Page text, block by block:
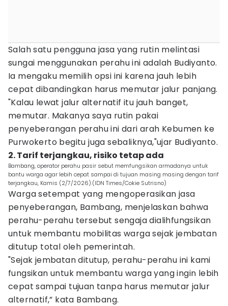
Salah satu pengguna jasa yang rutin melintasi
sungai menggunakan perahu ini adalah Budiyanto.
Ia mengaku memilih opsi ini karena jauh lebih
cepat dibandingkan harus memutar jalur panjang.
"Kalau lewat jalur alternatif itu jauh banget,
memutar. Makanya saya rutin pakai
penyeberangan perahu ini dari arah Kebumen ke
Purwokerto begitu juga sebaliknya,"ujar Budiyanto.
2. Tarif terjangkau, risiko tetap ada
Bambang, operator perahu pasir sebut memfungsikan armadanya untuk
bantu warga agar lebih cepat sampai di tujuan masing masing dengan tarif
terjangkau, Kamis (2/7/2026).(IDN Times/Cokie Sutrisno)
Warga setempat yang mengoperasikan jasa
penyeberangan, Bambang, menjelaskan bahwa
perahu-perahu tersebut sengaja dialihfungsikan
untuk membantu mobilitas warga sejak jembatan
ditutup total oleh pemerintah.
"Sejak jembatan ditutup, perahu-perahu ini kami
fungsikan untuk membantu warga yang ingin lebih
cepat sampai tujuan tanpa harus memutar jalur
alternatif,” kata Bambang.